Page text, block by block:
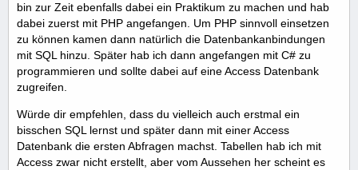
bin zur Zeit ebenfalls dabei ein Praktikum zu machen und hab
dabei zuerst mit PHP angefangen. Um PHP sinnvoll einsetzen
zu können kamen dann natürlich die Datenbankanbindungen
mit SQL hinzu. Später hab ich dann angefangen mit C# zu
programmieren und sollte dabei auf eine Access Datenbank
zugreifen.
Würde dir empfehlen, dass du vielleich auch erstmal ein
bisschen SQL lernst und später dann mit einer Access
Datenbank die ersten Abfragen machst. Tabellen hab ich mit
Access zwar nicht erstellt, aber vom Aussehen her scheint es